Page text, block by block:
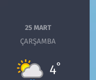
25 MART
ÇARŞAMBA
4°